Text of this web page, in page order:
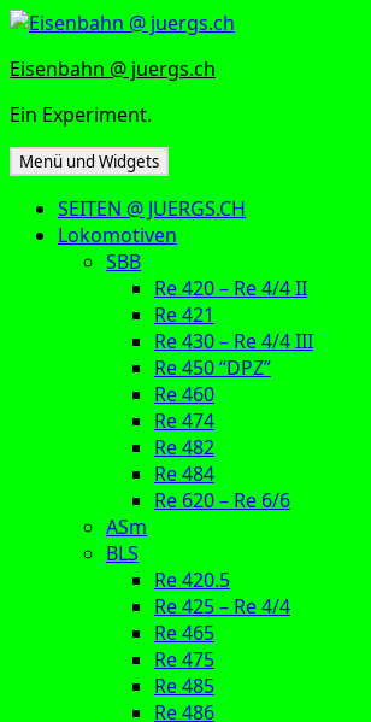
Zum
springen
Eisenbahn @ juergs.ch
Ein Experiment.
Menü und Widgets
SEITEN @ JUERGS.CH
Lokomotiven
SBB
Re 420 – Re 4/4 II
Re 421
Re 430 – Re 4/4 III
Re 450 “DPZ”
Re 460
Re 474
Re 482
Re 484
Re 620 – Re 6/6
ASm
BLS
Re 420.5
Re 425 – Re 4/4
Re 465
Re 475
Re 485
Re 486